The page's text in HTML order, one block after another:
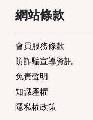
網站條款
會員服務條款
防詐騙宣導資訊
免責聲明
知識產權
隱私權政策